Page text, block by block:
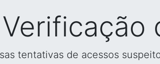
Verificação
tentativas de acessos